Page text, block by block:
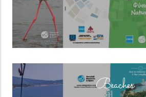
Beaches
(overlay)